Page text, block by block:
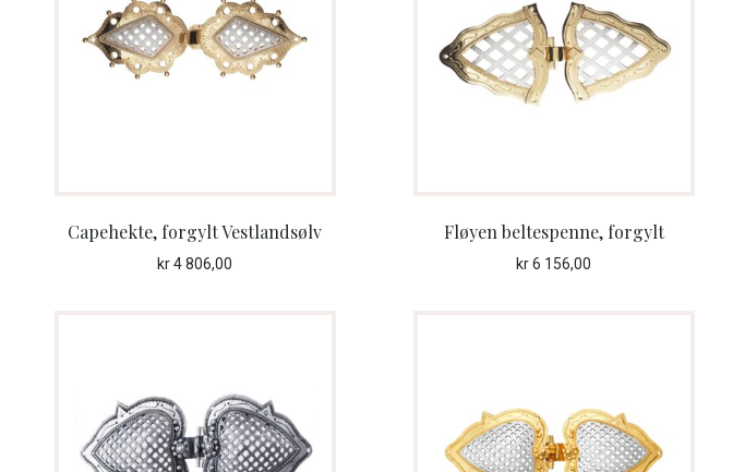
Capehekte, forgylt Vestlandsølv
kr4 806,00
Fløyen beltespenne, forgylt
kr6 156,00